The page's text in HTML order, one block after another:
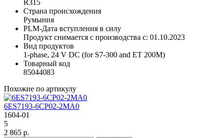
R315
Страна происхождения
Румыния
PLM-Дата вступления в силу
Продукт снимается с производства с: 01.10.2023
Вид продуктов
1-phase, 24 V DC (for S7-300 and ET 200M)
Товарный код
85044083
Похожие по артикулу
6ES7193-6CP02-2MA0
1604-01
5
2 865 р.